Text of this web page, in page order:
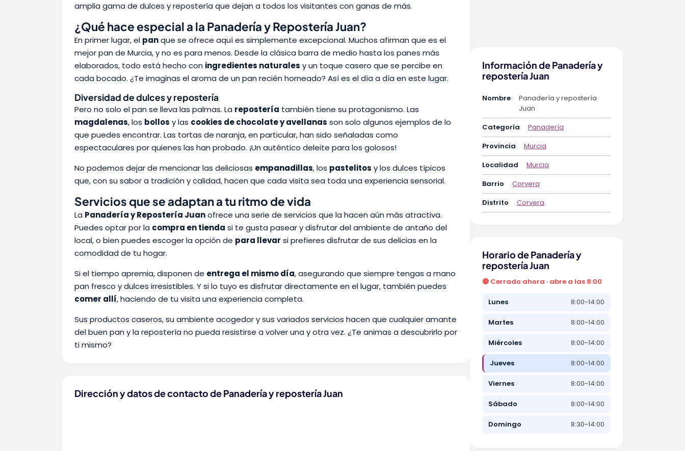
amplia gama de dulces y repostería que dejan a todos los visitantes con ganas de más.
¿Qué hace especial a la Panadería y Repostería Juan?
En primer lugar, el panque se ofrece aquí es simplemente excepcional. Muchos afirman que es el
mejor pan de Murcia, y no es para menos. Desde la clásica barra de medio hasta los panes más
elaborados, todo está hecho con ingredientes naturales y un toque casero que se percibe en
cada bocado. ¿Te imaginas el aroma de un pan recién horneado? Así es el día a día en este lugar.
Diversidad de dulces y repostería
Pero no solo el pan se lleva las palmas. La repostería también tiene su protagonismo. Las
magdalenas, los bollos y las cookies de chocolate y avellanas son solo algunos ejemplos de lo
que puedes encontrar. Las tortas de naranja, en particular, han sido señaladas como
espectaculares por quienes las han probado. ¡Un auténtico deleite para los golosos!
No podemos dejar de mencionar las deliciosas empanadillas, los pastelitos y los dulces típicos
que, con su sabor a tradición y calidad, hacen que cada visita sea toda una experiencia sensorial.
Servicios que se adaptan a tu ritmo de vida
La Panadería y Repostería Juanofrece una serie de servicios que la hacen aún más atractiva.
Puedes optar por la compra en tienda si te gusta pasear y disfrutar del ambiente de antaño del
local, o bien puedes escoger la opción de para llevar si prefieres disfrutar de sus delicias en la
comodidad de tu hogar.
Si el tiempo apremia, disponen de entrega el mismo día, asegurando que siempre tengas a mano
pan fresco y dulces irresistibles. Y si lo tuyo es disfrutar directamente en el lugar, también puedes
comer allí, haciendo de tu visita una experiencia completa.
Sus productos caseros, su ambiente acogedor y sus variados servicios hacen que cualquier amante
del buen pan y la repostería no pueda resistirse a volver una y otra vez. ¿Te animas a descubrirlo por
ti mismo?
Dirección y datos de contacto de Panadería y repostería Juan
Información de Panadería y
repostería Juan
Nombre
Panadería y repostería
Juan
Categoría
Panadería
Provincia
Murcia
Localidad
Murcia
Barrio
Corvera
Distrito
Corvera
Horario de Panadería y
repostería Juan
🔴 Cerrado ahora · abre a las 8:00
Lunes 8:00-14:00
Martes 8:00-14:00
Miércoles 8:00-14:00
Jueves 8:00-14:00
Viernes 8:00-14:00
Sábado 8:00-14:00
Domingo 8:30-14:00